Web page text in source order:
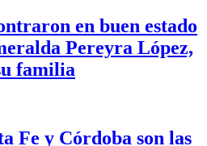
en buen estado
Pereyra López,
familia
Fe y Córdoba son las